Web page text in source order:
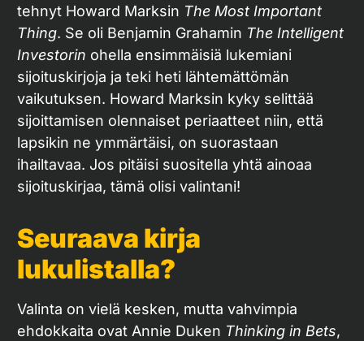
tehnyt Howard Marksin The Most Important
Thing. Se oli Benjamin Grahamin The Intelligent
Investorin ohella ensimmäisiä lukemiani
sijoituskirjoja ja teki heti lähtemättömän
vaikutuksen. Howard Marksin kyky selittää
sijoittamisen olennaiset periaatteet niin, että
lapsikin ne ymmärtäisi, on suorastaan
ihailtavaa. Jos pitäisi suositella yhtä ainoaa
sijoituskirjaa, tämä olisi valintani!
Seuraava kirja
lukulistalla?
Valinta on vielä kesken, mutta vahvimpia
ehdokkaita ovat Annie Duken Thinking in Bets,